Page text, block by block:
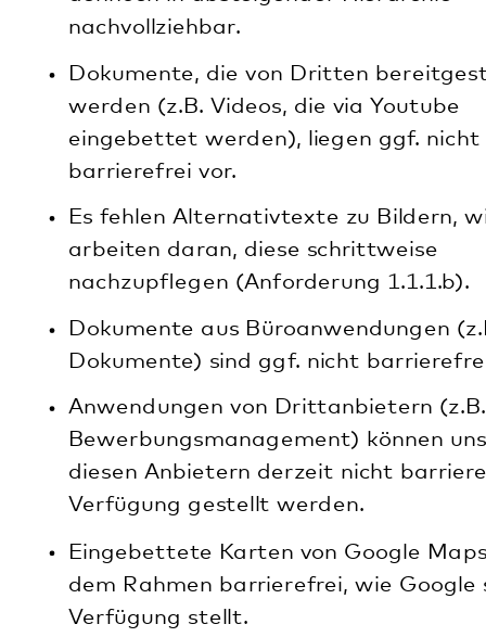
dem Rahmen barrierefrei, wie Google sie zur
KJPP und Pfalzklinikum sind bemüht, wichtige
Inhalte schrittweise barrierefrei zur Verfügung zu
stellen und arbeitet dahingehend kontinuierlich an
der Verbesserung des Webauftritts.
Das Abwägungsverfahren nach § 4 BITV RP und
Artikel 5 Abs. 2 der RICHTLINIE (EU) 2016/2102
RATES vom 26. Oktober 2016 wurde durchgeführt.
Die Abwägung hat ergeben, dass großteils ein
bestehenden Website unwirtschaftlich ist, weil
hohe Kosten hierfür entstehen würden.
Bis zum Relaunch der Website wird kontinuierlich
Optimierung der Barrierefreiheit gearbeitet.
Erstellung dieser Erklärung zur